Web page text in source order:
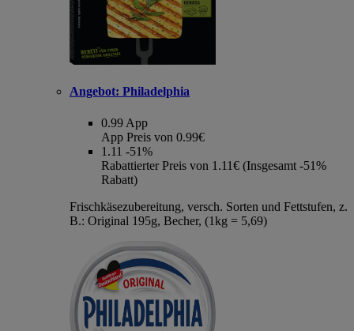
Angebot: Philadelphia
0.99 App
App Preis von 0.99€
1.11 -51%
Rabattierter Preis von 1.11€ (Insgesamt -51%
Rabatt)
Frischkäsezubereitung, versch. Sorten und Fettstufen, z.
B.: Original 195g, Becher, (1kg = 5,69)